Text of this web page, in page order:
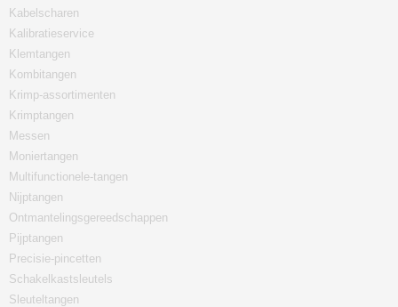
Kabelscharen
Kalibratieservice
Klemtangen
Kombitangen
Krimp-assortimenten
Krimptangen
Messen
Moniertangen
Multifunctionele-tangen
Nijptangen
Ontmantelingsgereedschappen
Pijptangen
Precisie-pincetten
Schakelkastsleutels
Sleuteltangen